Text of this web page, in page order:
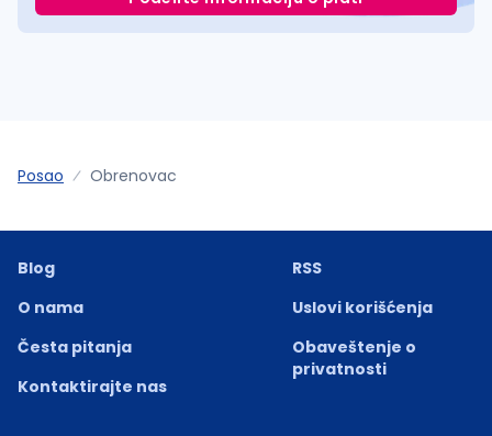
Posao Obrenovac
Blog
O nama
Česta pitanja
Kontaktirajte nas
RSS
Uslovi korišćenja
Obaveštenje o
privatnosti